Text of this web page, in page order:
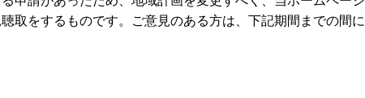
取をするものです。ご意見のある方は、下記期間までの間に